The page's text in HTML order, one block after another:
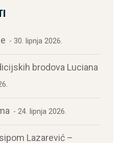
30. lipnja 2026.
brodova Luciana
24. lipnja 2026.
Lazarević –